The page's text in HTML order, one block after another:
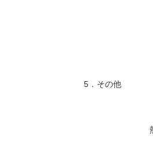
※ 1回＝当
※ 1カ月の
5．その他 指定
利用方法や
熱海駅前